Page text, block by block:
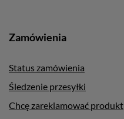
Zamówienia
Status zamówienia
Śledzenie przesyłki
Chcę zareklamować produkt